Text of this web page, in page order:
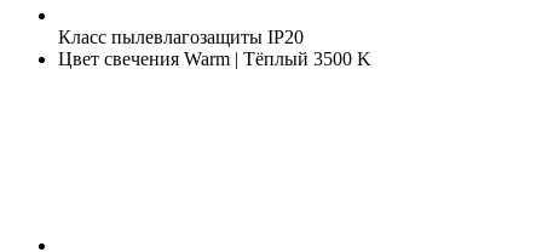
Класс пылевлагозащиты IP20
Цвет свечения Warm | Тёплый 3500 K